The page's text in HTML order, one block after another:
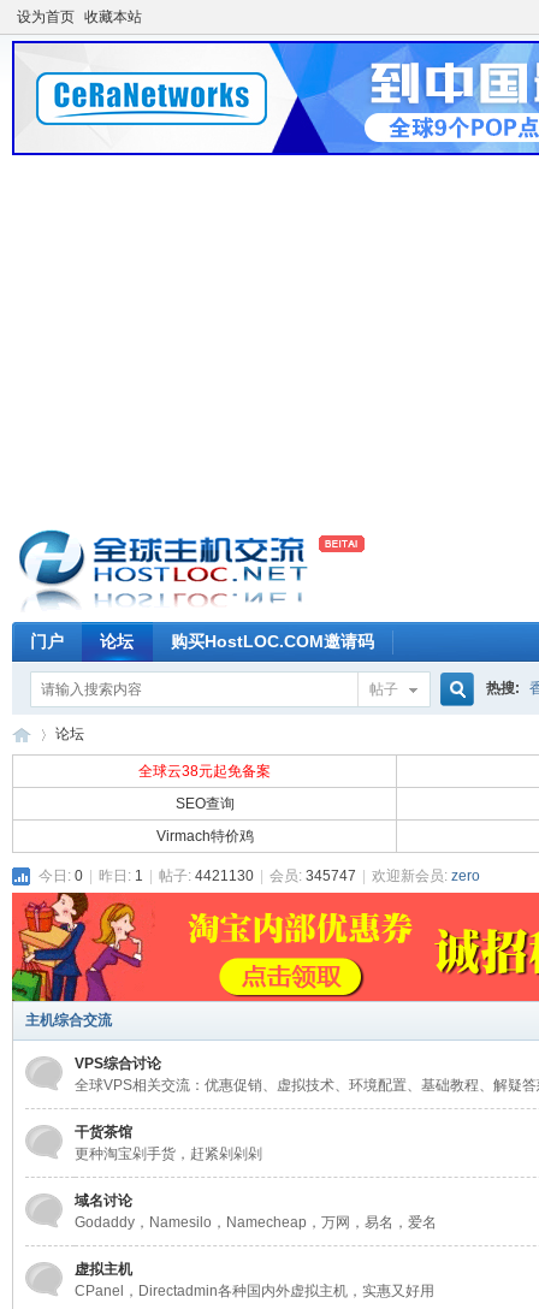
设为首页 收藏本站
门户 论坛 购买HostLOC.COM邀请码
帖子 热搜:
球
论坛
全球云38元起免备案
SEO查询
Virmach特价鸡
今日: 0 昨日: 1 帖子: 4421130 会员: 345747 欢迎新会员: zero
主机综合交流
VPS综合讨论
全球VPS相关交流：优惠促销、虚拟技术、环境配置、基础教程、解疑
干货茶馆
更种淘宝剁手货，赶紧剁剁剁
域名讨论
Godaddy，Namesilo，Namecheap，万网，易名，爱名
虚拟主机
CPanel，Directadmin各种国内外虚拟主机，实惠又好用